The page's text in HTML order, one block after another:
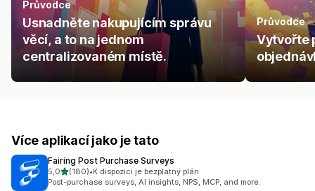
Průvodce
Usnadněte nakupujícím správu
věcí, a to na jednom
centralizovaném místě.
Průvodce
Vytvořte
Více aplikací jako je tato
Fairing Post Purchase Surveys
5,0z 5 hvězd
(180)
Celkový počet recenzí: 180
•K dispozici je bezplatný plán
Post-purchase surveys, AI insights, NPS, MCP, and more.